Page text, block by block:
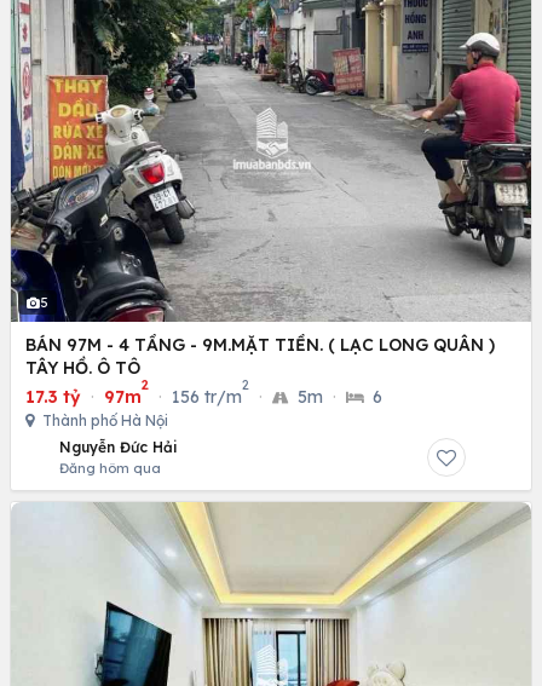
5
BÁN 97M - 4 TẦNG - 9M.MẶT TIỀN. ( LẠC LONG QUÂN )
TÂY HỒ. Ô TÔ
17.3 tỷ · 97m
2
· 156 tr/m
2
· 5m · 6
Thành phố Hà Nội
Nguyễn Đức Hải
Đăng hôm qua